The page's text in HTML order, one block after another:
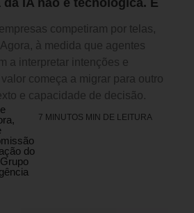
competiram por telas,
à medida que agentes
a interpretar intenções e
começa a migrar para outro
e capacidade de decisão.
do
7 MINUTOS MIN DE LEITURA